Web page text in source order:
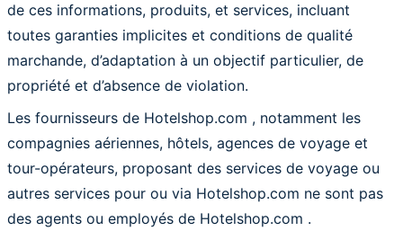
de ces informations, produits, et services, incluant
toutes garanties implicites et conditions de qualité
marchande, d’adaptation à un objectif particulier, de
propriété et d’absence de violation.
Les fournisseurs de Hotelshop.com , notamment les
compagnies aériennes, hôtels, agences de voyage et
tour-opérateurs, proposant des services de voyage ou
autres services pour ou via Hotelshop.com ne sont pas
des agents ou employés de Hotelshop.com .